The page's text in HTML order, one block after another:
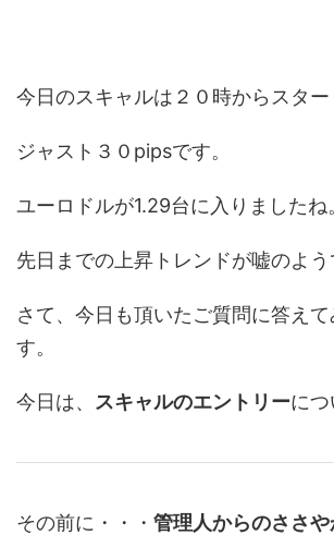
今日のスキャルは２０時からスター
ジャスト３０pipsです。
ユーロドルが1.29台に入りましたね
先日までの上昇トレンドが嘘のよ
さて、今日も頂いたご質問に答え
す。
今日は、 スキャルのエントリーにつ
その前に・・・ 管理人からのささ